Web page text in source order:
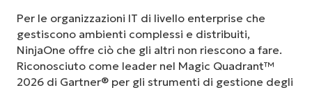
Per le organizzazioni IT di livello enterprise che
gestiscono ambienti complessi e distribuiti,
NinjaOne offre ciò che gli altri non riescono a fare.
Riconosciuto come leader nel Magic Quadrant™
2026 di Gartner® per gli strumenti di gestione degli